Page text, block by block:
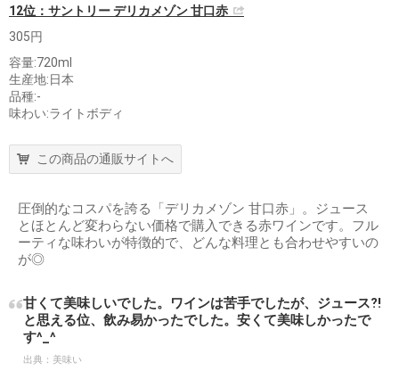
12位：サントリー デリカメゾン 甘口赤
305円
容量:720ml
生産地:日本
品種:-
味わい:ライトボディ
この商品の通販サイトへ
圧倒的なコスパを誇る「デリカメゾン 甘口赤」。ジュース
とほとんど変わらない価格で購入できる赤ワインです。フル
ーティな味わいが特徴的で、どんな料理とも合わせやすいの
が◎
甘くて美味しいでした。ワインは苦手でしたが、ジュース⁈
と思える位、飲み易かったでした。安くて美味しかったで
す^_^
出典： 美味い